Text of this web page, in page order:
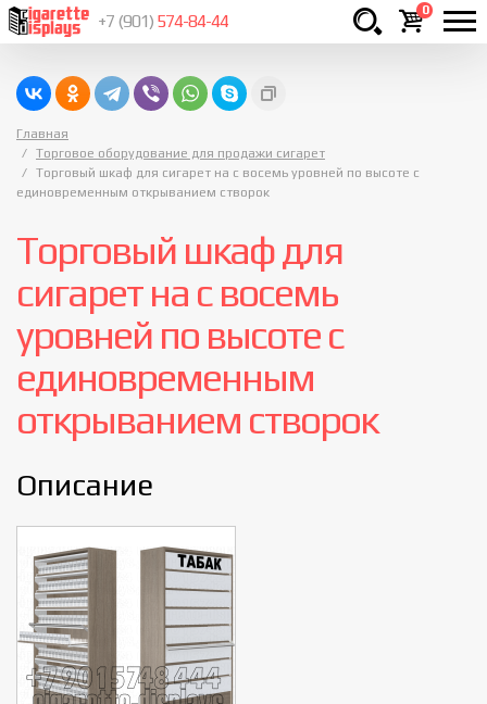
Cigarette
+7 (901) 574-84-44
0
Главная
Торговое оборудование для продажи сигарет
Торговый шкаф для сигарет на с восемь уровней по высоте с
единовременным открыванием створок
Торговый шкаф для
сигарет на с восемь
уровней по высоте с
единовременным
открыванием створок
Описание